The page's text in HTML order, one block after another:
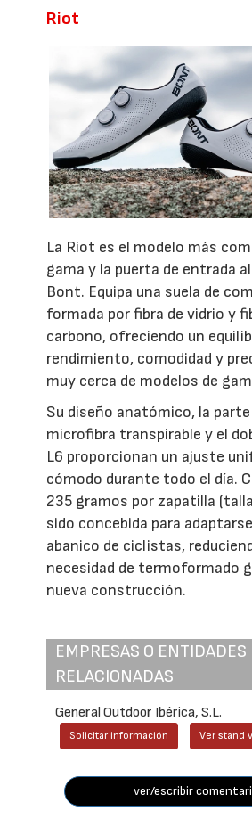
Riot
La Riot es el modelo más
gama y la puerta de entrada
Bont. Equipa una suela de
formada por fibra de vidrio y
carbono, ofreciendo un
rendimiento, comodidad y
muy cerca de modelos de
Su diseño anatómico, la
microfibra transpirable y el
L6 proporcionan un ajuste
cómodo durante todo el día.
235 gramos por zapatilla
sido concebida para
abanico de ciclistas,
necesidad de termoformado
nueva construcción.
EMPRESAS O ENTIDADES
RELACIONADAS
General Outdoor Ibérica, S.L.
Solicitar información Ver stand
ver/escribir